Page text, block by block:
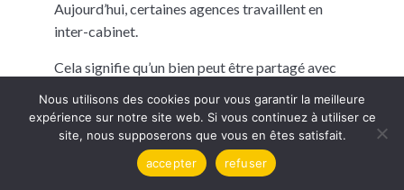
Aujourd’hui, certaines agences travaillent en
inter-cabinet.
Cela signifie qu’un bien peut être partagé avec
Cette stratégie augmente fortement les chances
de vente.
Nous utilisons des cookies pour vous garantir la meilleure
expérience sur notre site web. Si vous continuez à utiliser ce
site, nous supposerons que vous en êtes satisfait.
accepter
refuser